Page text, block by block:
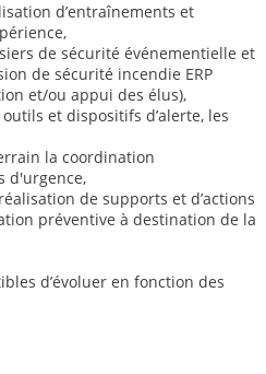
d’entraînements et
de sécurité événementielle et
de sécurité incendie ERP
et/ou appui des élus),
et dispositifs d’alerte, les
la coordination
d'urgence,
de supports et d’actions
préventive à destination de la
d’évoluer en fonction des